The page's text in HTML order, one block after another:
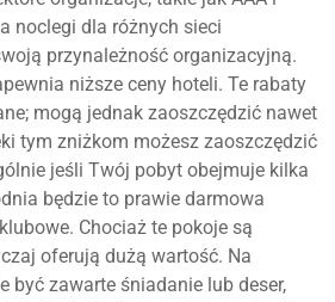
noclegi dla różnych sieci
przynależność organizacyjną.
niższe ceny hoteli. Te rabaty
mogą jednak zaoszczędzić nawet
tym zniżkom możesz zaoszczędzić
jeśli Twój pobyt obejmuje kilka
będzie to prawie darmowa
Chociaż te pokoje są
oferują dużą wartość. Na
być zawarte śniadanie lub deser,